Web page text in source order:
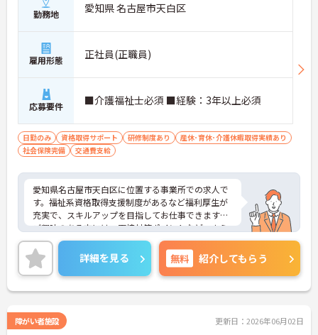
勤務地 愛知県 名古屋市天白区
雇用形態 正社員(正職員)
応募要件 ■介護福祉士必須 ■経験：3年以上必須
日勤のみ 資格取得サポート 研修制度あり
産休･育休･介護休暇取得実績あり
社会保険完備
交通費支給
愛知県名古屋市天白区に位置する事業所での求人で
す。福祉系資格取得支援制度があるなど福利厚生が
充実で、スキルアップを目指してお仕事できます◎
ご興味のある方には、面接対策ポイントなど、さら
に詳細をご案内しますのでお気軽にご相談くださ
い！
詳細を見る 無料 紹介してもらう
障がい者施設 更新日：2026年06月02日